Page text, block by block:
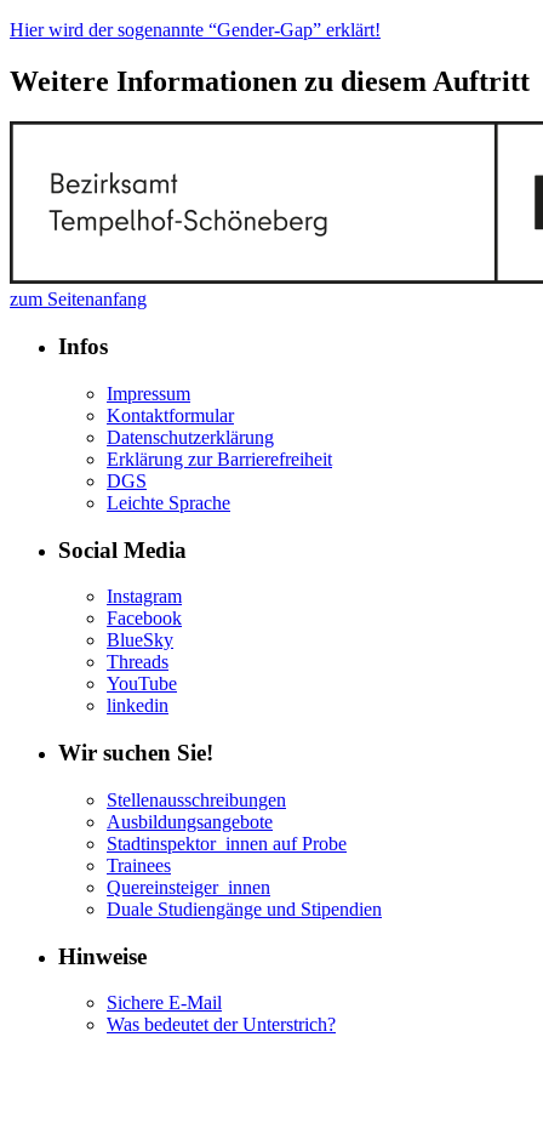
Hier wird der sogenannte “Gender-Gap” erklärt!
Weitere Informationen zu diesem Auftritt
zum Seitenanfang
Infos
Impressum
Kontaktformular
Datenschutzerklärung
Erklärung zur Barrierefreiheit
DGS
Leichte Sprache
Social Media
Instagram
Facebook
BlueSky
Threads
YouTube
linkedin
Wir suchen Sie!
Stellenausschreibungen
Ausbildungsangebote
Stadtinspektor_innen auf Probe
Trainees
Quereinsteiger_innen
Duale Studiengänge und Stipendien
Hinweise
Sichere E-Mail
Was bedeutet der Unterstrich?